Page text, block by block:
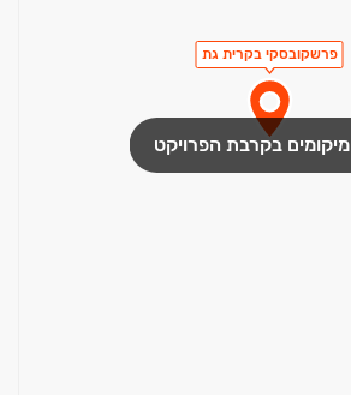
פרשקובסקי בקרית גת
מיקומים בקרבת הפרויקט